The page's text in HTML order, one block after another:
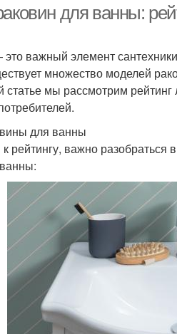
для ванны:
важный элемент
множество моделей
мы рассмотрим
для ванны
рейтингу, важно